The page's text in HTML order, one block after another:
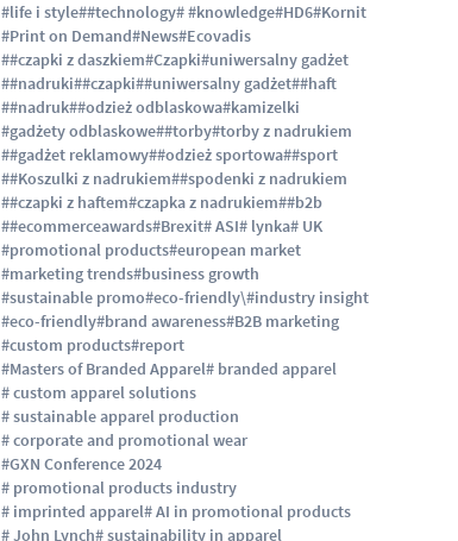
#life i style##technology# #knowledge#HD6#Kornit
#Print on Demand#News#Ecovadis
##czapki z daszkiem#Czapki#uniwersalny gadżet
##nadruki##czapki##uniwersalny gadżet##haft
##nadruk##odzież odblaskowa#kamizelki
#gadżety odblaskowe##torby#torby z nadrukiem
##gadżet reklamowy##odzież sportowa##sport
##Koszulki z nadrukiem##spodenki z nadrukiem
##czapki z haftem#czapka z nadrukiem##b2b
##ecommerceawards#Brexit# ASI# lynka# UK
#promotional products#european market
#marketing trends#business growth
#sustainable promo#eco-friendly\#industry insight
#eco-friendly#brand awareness#B2B marketing
#custom products#report
#Masters of Branded Apparel# branded apparel
# custom apparel solutions
# sustainable apparel production
# corporate and promotional wear
#GXN Conference 2024
# promotional products industry
# imprinted apparel# AI in promotional products
# John Lynch# sustainability in apparel